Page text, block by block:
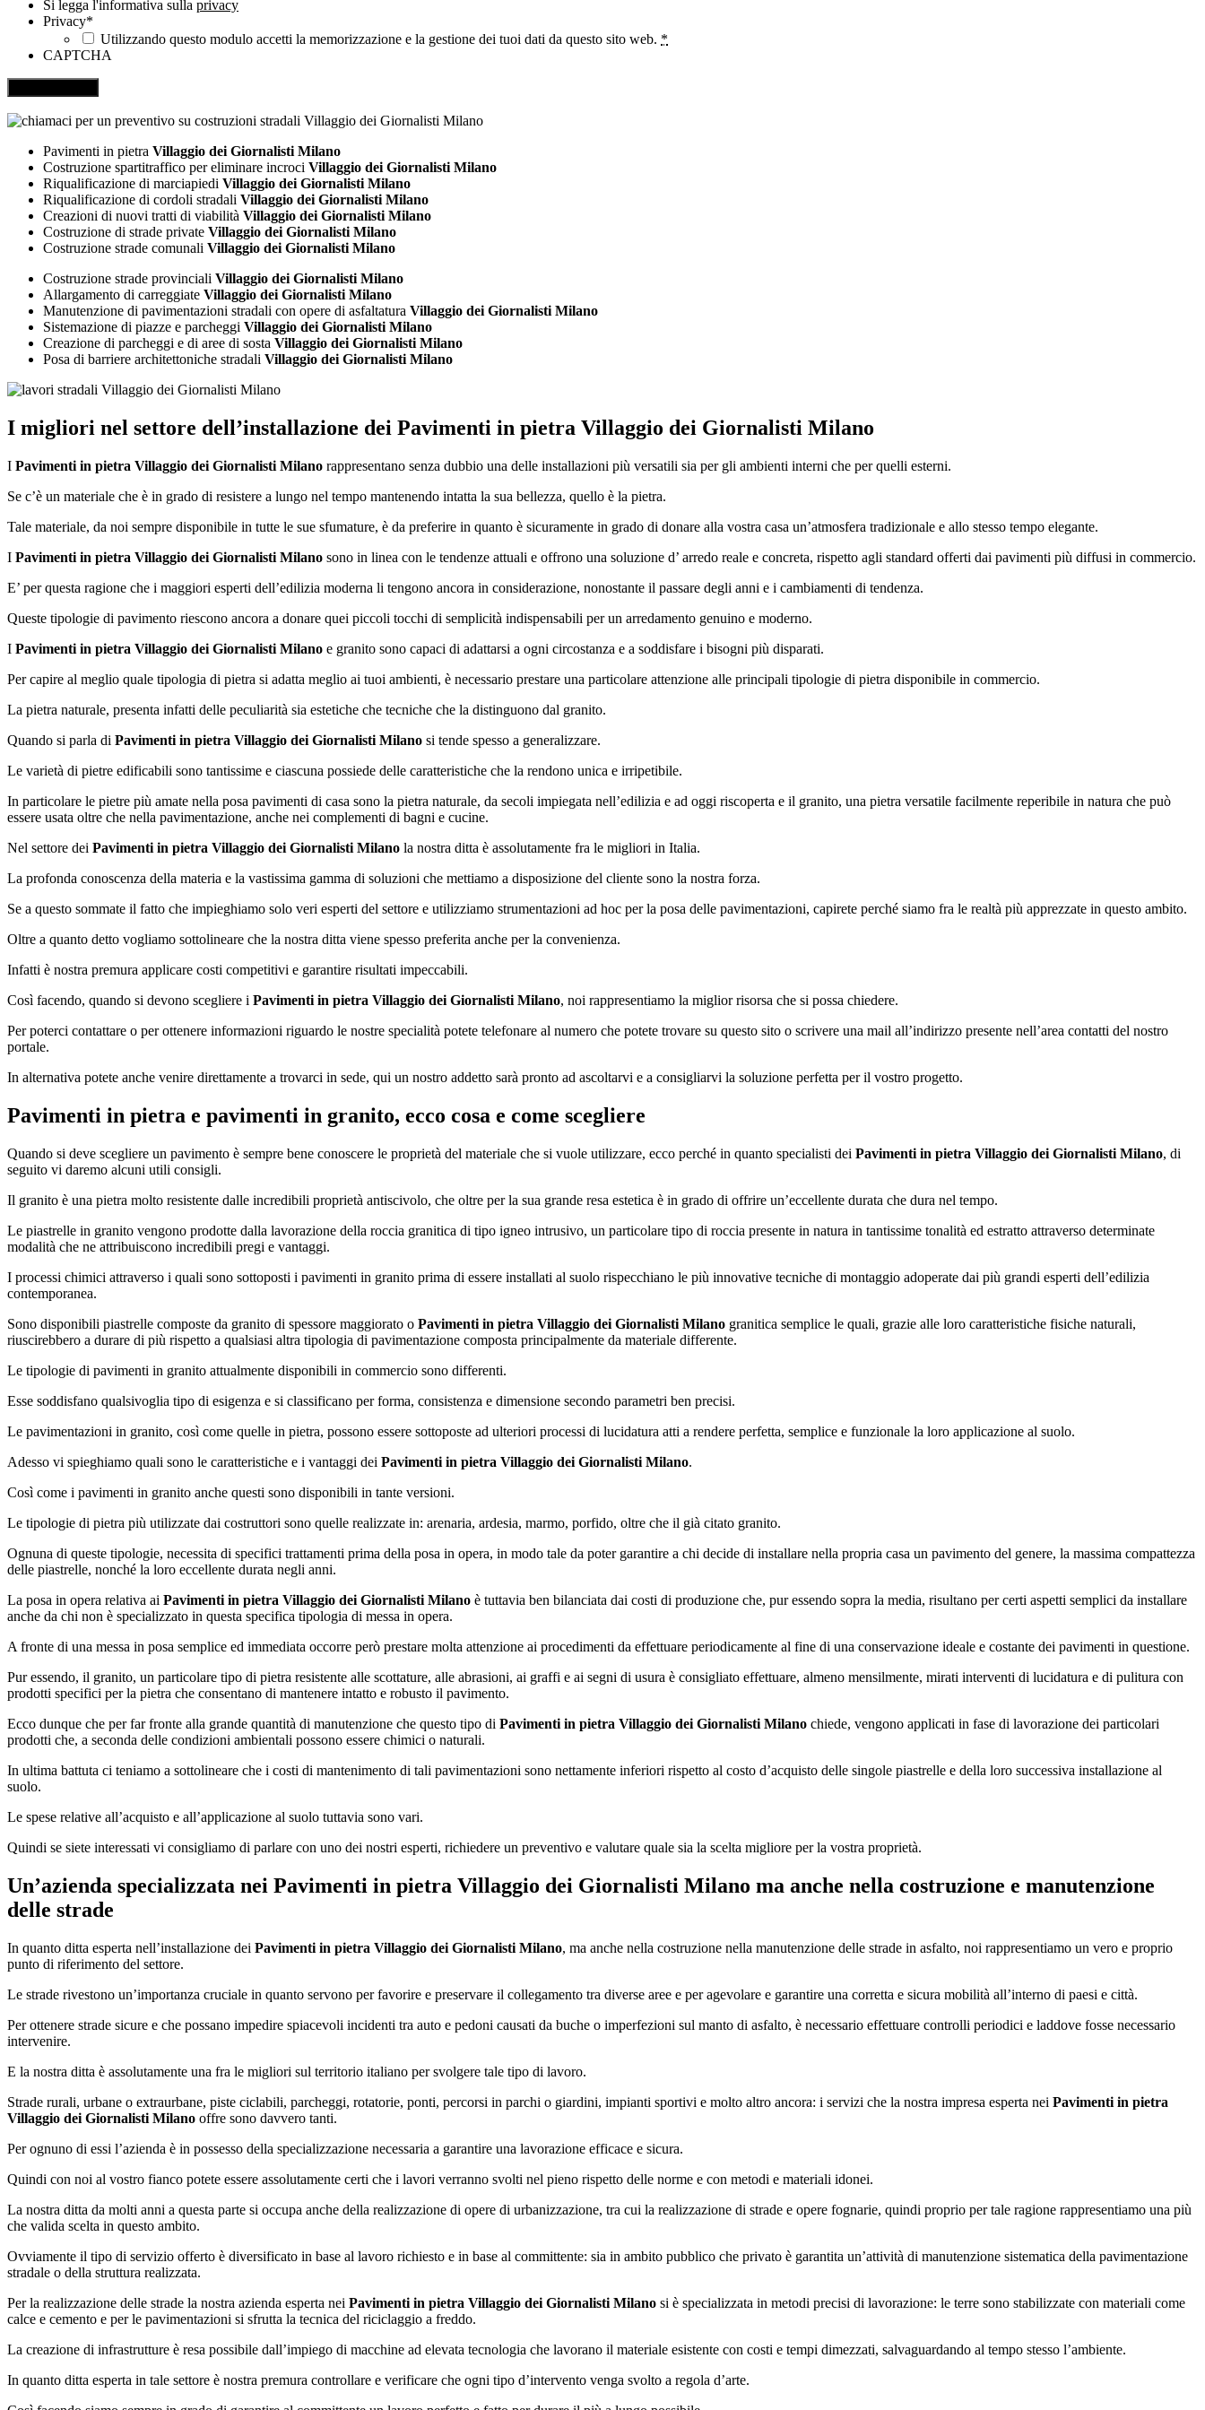
Si legga l'informativa sulla privacy
Privacy*
Utilizzando questo modulo accetti la memorizzazione e la gestione dei tuoi dati da questo sito web. *
CAPTCHA
Pavimenti in pietra Villaggio dei Giornalisti Milano
Costruzione spartitraffico per eliminare incroci Villaggio dei Giornalisti Milano
Riqualificazione di marciapiedi Villaggio dei Giornalisti Milano
Riqualificazione di cordoli stradali Villaggio dei Giornalisti Milano
Creazioni di nuovi tratti di viabilità Villaggio dei Giornalisti Milano
Costruzione di strade private Villaggio dei Giornalisti Milano
Costruzione strade comunali Villaggio dei Giornalisti Milano
Costruzione strade provinciali Villaggio dei Giornalisti Milano
Allargamento di carreggiate Villaggio dei Giornalisti Milano
Manutenzione di pavimentazioni stradali con opere di asfaltatura Villaggio dei Giornalisti Milano
Sistemazione di piazze e parcheggi Villaggio dei Giornalisti Milano
Creazione di parcheggi e di aree di sosta Villaggio dei Giornalisti Milano
Posa di barriere architettoniche stradali Villaggio dei Giornalisti Milano
I migliori nel settore dell’installazione dei Pavimenti in pietra Villaggio dei Giornalisti Milano
I Pavimenti in pietra Villaggio dei Giornalisti Milano rappresentano senza dubbio una delle installazioni più versatili sia per gli ambienti interni che per quelli esterni.
Se c’è un materiale che è in grado di resistere a lungo nel tempo mantenendo intatta la sua bellezza, quello è la pietra.
Tale materiale, da noi sempre disponibile in tutte le sue sfumature, è da preferire in quanto è sicuramente in grado di donare alla vostra casa un’atmosfera tradizionale e allo stesso tempo elegante.
I Pavimenti in pietra Villaggio dei Giornalisti Milano sono in linea con le tendenze attuali e offrono una soluzione d’ arredo reale e concreta, rispetto agli standard offerti dai pavimenti più diffusi in commercio.
E’ per questa ragione che i maggiori esperti dell’edilizia moderna li tengono ancora in considerazione, nonostante il passare degli anni e i cambiamenti di tendenza.
Queste tipologie di pavimento riescono ancora a donare quei piccoli tocchi di semplicità indispensabili per un arredamento genuino e moderno.
I Pavimenti in pietra Villaggio dei Giornalisti Milano e granito sono capaci di adattarsi a ogni circostanza e a soddisfare i bisogni più disparati.
Per capire al meglio quale tipologia di pietra si adatta meglio ai tuoi ambienti, è necessario prestare una particolare attenzione alle principali tipologie di pietra disponibile in commercio.
La pietra naturale, presenta infatti delle peculiarità sia estetiche che tecniche che la distinguono dal granito.
Quando si parla di Pavimenti in pietra Villaggio dei Giornalisti Milano si tende spesso a generalizzare.
Le varietà di pietre edificabili sono tantissime e ciascuna possiede delle caratteristiche che la rendono unica e irripetibile.
In particolare le pietre più amate nella posa pavimenti di casa sono la pietra naturale, da secoli impiegata nell’edilizia e ad oggi riscoperta e il granito, una pietra versatile facilmente reperibile in natura che può
essere usata oltre che nella pavimentazione, anche nei complementi di bagni e cucine.
Nel settore dei Pavimenti in pietra Villaggio dei Giornalisti Milano la nostra ditta è assolutamente fra le migliori in Italia.
La profonda conoscenza della materia e la vastissima gamma di soluzioni che mettiamo a disposizione del cliente sono la nostra forza.
Se a questo sommate il fatto che impieghiamo solo veri esperti del settore e utilizziamo strumentazioni ad hoc per la posa delle pavimentazioni, capirete perché siamo fra le realtà più apprezzate in questo ambito.
Oltre a quanto detto vogliamo sottolineare che la nostra ditta viene spesso preferita anche per la convenienza.
Infatti è nostra premura applicare costi competitivi e garantire risultati impeccabili.
Così facendo, quando si devono scegliere i Pavimenti in pietra Villaggio dei Giornalisti Milano, noi rappresentiamo la miglior risorsa che si possa chiedere.
Per poterci contattare o per ottenere informazioni riguardo le nostre specialità potete telefonare al numero che potete trovare su questo sito o scrivere una mail all’indirizzo presente nell’area contatti del nostro
portale.
In alternativa potete anche venire direttamente a trovarci in sede, qui un nostro addetto sarà pronto ad ascoltarvi e a consigliarvi la soluzione perfetta per il vostro progetto.
Pavimenti in pietra e pavimenti in granito, ecco cosa e come scegliere
Quando si deve scegliere un pavimento è sempre bene conoscere le proprietà del materiale che si vuole utilizzare, ecco perché in quanto specialisti dei Pavimenti in pietra Villaggio dei Giornalisti Milano, di
seguito vi daremo alcuni utili consigli.
Il granito è una pietra molto resistente dalle incredibili proprietà antiscivolo, che oltre per la sua grande resa estetica è in grado di offrire un’eccellente durata che dura nel tempo.
Le piastrelle in granito vengono prodotte dalla lavorazione della roccia granitica di tipo igneo intrusivo, un particolare tipo di roccia presente in natura in tantissime tonalità ed estratto attraverso determinate
modalità che ne attribuiscono incredibili pregi e vantaggi.
I processi chimici attraverso i quali sono sottoposti i pavimenti in granito prima di essere installati al suolo rispecchiano le più innovative tecniche di montaggio adoperate dai più grandi esperti dell’edilizia
contemporanea.
Sono disponibili piastrelle composte da granito di spessore maggiorato o Pavimenti in pietra Villaggio dei Giornalisti Milano granitica semplice le quali, grazie alle loro caratteristiche fisiche naturali,
riuscirebbero a durare di più rispetto a qualsiasi altra tipologia di pavimentazione composta principalmente da materiale differente.
Le tipologie di pavimenti in granito attualmente disponibili in commercio sono differenti.
Esse soddisfano qualsivoglia tipo di esigenza e si classificano per forma, consistenza e dimensione secondo parametri ben precisi.
Le pavimentazioni in granito, così come quelle in pietra, possono essere sottoposte ad ulteriori processi di lucidatura atti a rendere perfetta, semplice e funzionale la loro applicazione al suolo.
Adesso vi spieghiamo quali sono le caratteristiche e i vantaggi dei Pavimenti in pietra Villaggio dei Giornalisti Milano.
Così come i pavimenti in granito anche questi sono disponibili in tante versioni.
Le tipologie di pietra più utilizzate dai costruttori sono quelle realizzate in: arenaria, ardesia, marmo, porfido, oltre che il già citato granito.
Ognuna di queste tipologie, necessita di specifici trattamenti prima della posa in opera, in modo tale da poter garantire a chi decide di installare nella propria casa un pavimento del genere, la massima compattezza
delle piastrelle, nonché la loro eccellente durata negli anni.
La posa in opera relativa ai Pavimenti in pietra Villaggio dei Giornalisti Milano è tuttavia ben bilanciata dai costi di produzione che, pur essendo sopra la media, risultano per certi aspetti semplici da installare
anche da chi non è specializzato in questa specifica tipologia di messa in opera.
A fronte di una messa in posa semplice ed immediata occorre però prestare molta attenzione ai procedimenti da effettuare periodicamente al fine di una conservazione ideale e costante dei pavimenti in questione.
Pur essendo, il granito, un particolare tipo di pietra resistente alle scottature, alle abrasioni, ai graffi e ai segni di usura è consigliato effettuare, almeno mensilmente, mirati interventi di lucidatura e di pulitura con
prodotti specifici per la pietra che consentano di mantenere intatto e robusto il pavimento.
Ecco dunque che per far fronte alla grande quantità di manutenzione che questo tipo di Pavimenti in pietra Villaggio dei Giornalisti Milano chiede, vengono applicati in fase di lavorazione dei particolari
prodotti che, a seconda delle condizioni ambientali possono essere chimici o naturali.
In ultima battuta ci teniamo a sottolineare che i costi di mantenimento di tali pavimentazioni sono nettamente inferiori rispetto al costo d’acquisto delle singole piastrelle e della loro successiva installazione al
suolo.
Le spese relative all’acquisto e all’applicazione al suolo tuttavia sono vari.
Quindi se siete interessati vi consigliamo di parlare con uno dei nostri esperti, richiedere un preventivo e valutare quale sia la scelta migliore per la vostra proprietà.
Un’azienda specializzata nei Pavimenti in pietra Villaggio dei Giornalisti Milano ma anche nella costruzione e manutenzione
delle strade
In quanto ditta esperta nell’installazione dei Pavimenti in pietra Villaggio dei Giornalisti Milano, ma anche nella costruzione nella manutenzione delle strade in asfalto, noi rappresentiamo un vero e proprio
punto di riferimento del settore.
Le strade rivestono un’importanza cruciale in quanto servono per favorire e preservare il collegamento tra diverse aree e per agevolare e garantire una corretta e sicura mobilità all’interno di paesi e città.
Per ottenere strade sicure e che possano impedire spiacevoli incidenti tra auto e pedoni causati da buche o imperfezioni sul manto di asfalto, è necessario effettuare controlli periodici e laddove fosse necessario
intervenire.
E la nostra ditta è assolutamente una fra le migliori sul territorio italiano per svolgere tale tipo di lavoro.
Strade rurali, urbane o extraurbane, piste ciclabili, parcheggi, rotatorie, ponti, percorsi in parchi o giardini, impianti sportivi e molto altro ancora: i servizi che la nostra impresa esperta nei Pavimenti in pietra
Villaggio dei Giornalisti Milano offre sono davvero tanti.
Per ognuno di essi l’azienda è in possesso della specializzazione necessaria a garantire una lavorazione efficace e sicura.
Quindi con noi al vostro fianco potete essere assolutamente certi che i lavori verranno svolti nel pieno rispetto delle norme e con metodi e materiali idonei.
La nostra ditta da molti anni a questa parte si occupa anche della realizzazione di opere di urbanizzazione, tra cui la realizzazione di strade e opere fognarie, quindi proprio per tale ragione rappresentiamo una più
che valida scelta in questo ambito.
Ovviamente il tipo di servizio offerto è diversificato in base al lavoro richiesto e in base al committente: sia in ambito pubblico che privato è garantita un’attività di manutenzione sistematica della pavimentazione
stradale o della struttura realizzata.
Per la realizzazione delle strade la nostra azienda esperta nei Pavimenti in pietra Villaggio dei Giornalisti Milano si è specializzata in metodi precisi di lavorazione: le terre sono stabilizzate con materiali come
calce e cemento e per le pavimentazioni si sfrutta la tecnica del riciclaggio a freddo.
La creazione di infrastrutture è resa possibile dall’impiego di macchine ad elevata tecnologia che lavorano il materiale esistente con costi e tempi dimezzati, salvaguardando al tempo stesso l’ambiente.
In quanto ditta esperta in tale settore è nostra premura controllare e verificare che ogni tipo d’intervento venga svolto a regola d’arte.